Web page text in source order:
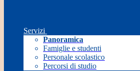
Servizi
Panoramica
Famiglie e studenti
Personale scolastico
Percorsi di studio